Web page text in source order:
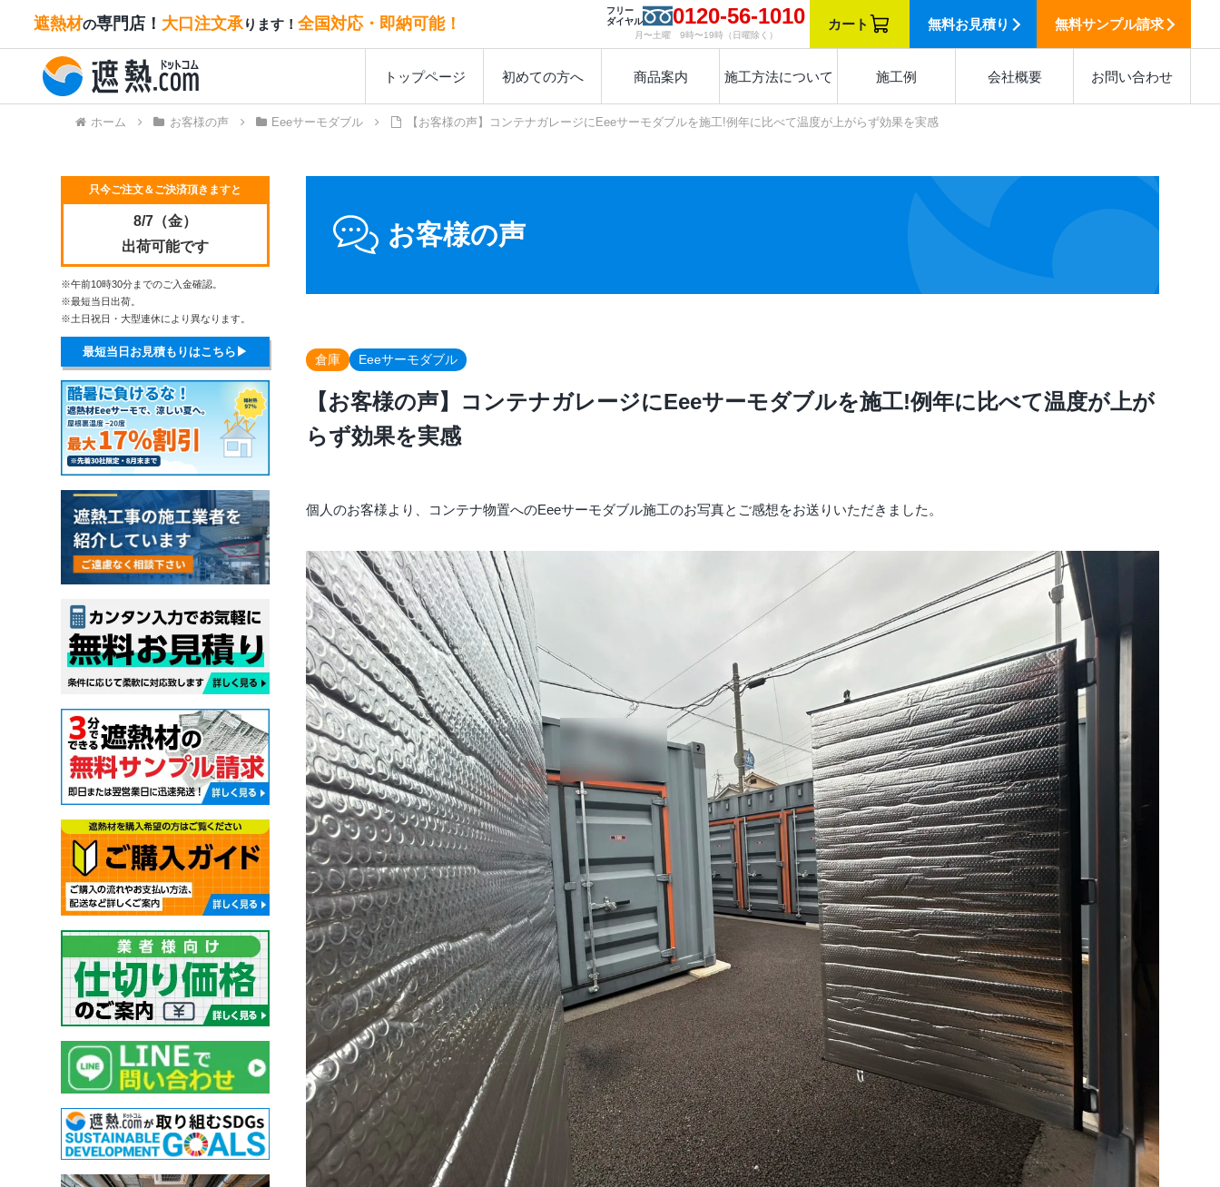
遮熱材の専門店！ 大口注文承ります！ 全国対応・即納可能！
フリー
ダイヤル
0120-56-1010
月〜土曜 9時〜19時（日曜除く）
カート 無料お見積り 無料サンプル請求
トップページ 初めての方へ 商品案内 施工方法について 施工例 会社概要 お問い合わせ
ホーム お客様の声 Eeeサーモダブル 【お客様の声】コンテナガレージにEeeサーモダブルを施工!例年に比べて温度が上がらず効果を実感
お客様の声
倉庫 Eeeサーモダブル
【お客様の声】コンテナガレージにEeeサーモダブルを施工!例年に比べて温度が上が
らず効果を実感
個人のお客様より、コンテナ物置へのEeeサーモダブル施工のお写真とご感想をお送りいただきました。
只今ご注文＆ご決済頂きますと
8/7（金）
出荷可能です
※午前10時30分までのご入金確認。
※最短当日出荷。
※土日祝日・大型連休により異なります。
最短当日お見積もりはこちら▶